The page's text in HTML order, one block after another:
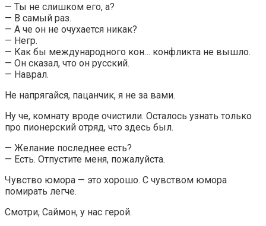
— Ты не слишком его, а?
— В самый раз.
— А че он не очухается никак?
— Негр.
— Как бы международного кон… конфликта не вышло.
— Он сказал, что он русский.
— Наврал.
Не напрягайся, пацанчик, я не за вами.
Ну че, комнату вроде очистили. Осталось узнать только
про пионерский отряд, что здесь был.
— Желание последнее есть?
— Есть. Отпустите меня, пожалуйста.
Чувство юмора — это хорошо. С чувством юмора
помирать легче.
Смотри, Саймон, у нас герой.